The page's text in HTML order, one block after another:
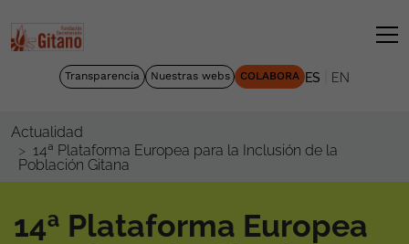
Transparencia Nuestras webs COLABORA ES EN
Actualidad
14ª Plataforma Europea para la Inclusión de la
Población Gitana
14ª Plataforma Europea